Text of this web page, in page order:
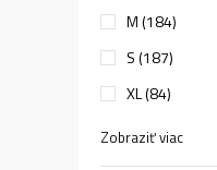
Súpravy(4)
Podprsenky
Tielka (60)
Body(3)
M(184)
S(187)
XL(84)
Zobraziť viac